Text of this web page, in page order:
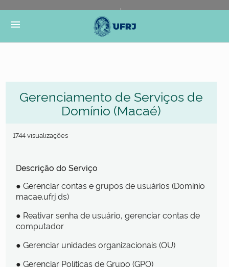
Portal do Governo Brasileiro
Governo
menu
Gerenciamento de Serviços de
Domínio (Macaé)
1744 visualizações
Descrição do Serviço
● Gerenciar contas e grupos de usuários (Domínio
macae.ufrj.ds)
● Reativar senha de usuário, gerenciar contas de
computador
● Gerenciar unidades organizacionais (OU)
● Gerenciar Políticas de Grupo (GPO)